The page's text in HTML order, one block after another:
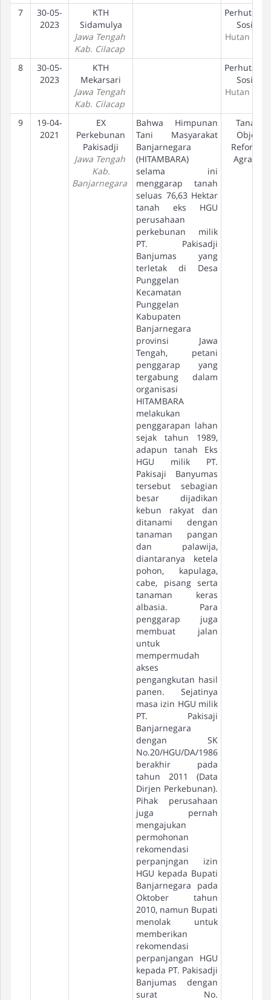
7
30-05-
2023
KTH
Sidamulya
Jawa Tengah
Kab. Cilacap
Sosial
Hutan
8
30-05-
2023
KTH
Mekarsari
Jawa Tengah
Kab. Cilacap
Sosial
Hutan
9
19-04-
2021
EX
Perkebunan
Pakisadji
Jawa Tengah
Kab.
Banjarnegara
Bahwa Himpunan
Tani Masyarakat
Banjarnegara
(HITAMBARA)
selama ini
menggarap tanah
seluas 76,63 Hektar
tanah eks HGU
perusahaan
perkebunan milik
PT. Pakisadji
Banjumas yang
terletak di Desa
Punggelan
Kecamatan
Punggelan
Kabupaten
Banjarnegara
provinsi Jawa
Tengah, petani
penggarap yang
tergabung dalam
organisasi
HITAMBARA
melakukan
penggarapan lahan
sejak tahun 1989,
adapun tanah Eks
HGU milik PT.
Pakisaji Banyumas
tersebut sebagian
besar dijadikan
kebun rakyat dan
ditanami dengan
tanaman pangan
dan palawija,
diantaranya ketela
pohon, kapulaga,
cabe, pisang serta
tanaman keras
albasia. Para
penggarap juga
membuat jalan
untuk
mempermudah
akses
pengangkutan hasil
panen. Sejatinya
masa izin HGU milik
PT. Pakisaji
Banjarnegara
dengan SK
No.20/HGU/DA/1986
berakhir pada
tahun 2011 (Data
Dirjen Perkebunan).
Pihak perusahaan
juga pernah
mengajukan
permohonan
rekomendasi
perpanjngan izin
HGU kepada Bupati
Banjarnegara pada
Oktober tahun
2010, namun Bupati
menolak untuk
memberikan
rekomendasi
perpanjangan HGU
kepada PT. Pakisadji
Banjumas dengan
surat No.
Tanah
Objek
Reforma
Agraria